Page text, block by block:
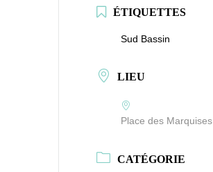
ÉTIQUETTES
Sud Bassin
LIEU
Place des Marquises
CATÉGORIE